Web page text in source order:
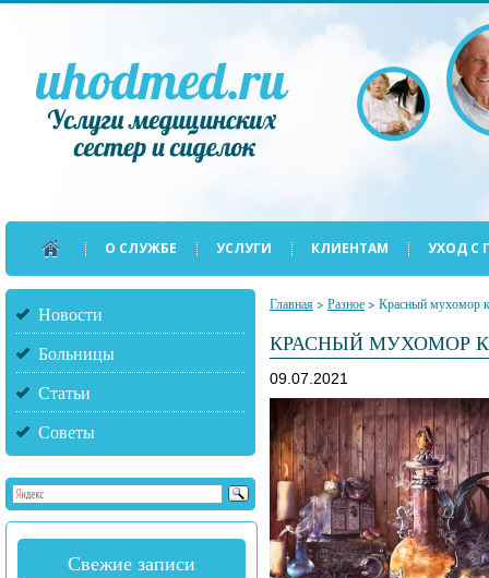
О СЛУЖБЕ УСЛУГИ КЛИЕНТАМ УХОД С
Новости
Больницы
Статьи
Советы
Свежие записи
Главная> Разное> Красный мухомор
КРАСНЫЙ МУХОМОР
09.07.2021